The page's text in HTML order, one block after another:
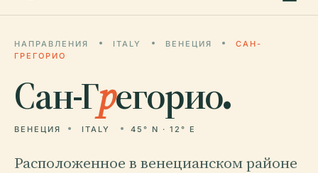
НАПРАВЛЕНИЯ ITALY ВЕНЕЦИЯ
САН-
ГРЕГОРИО
Сан-Грегорио.
ВЕНЕЦИЯ ITALY 45° N · 12° E
Расположенное в венецианском районе